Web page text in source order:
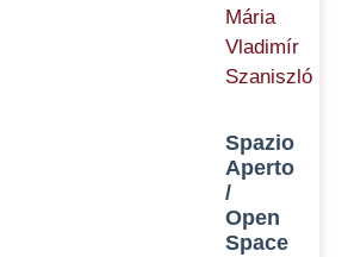
Mária
Vladimír
Szaniszló
Spazio
Aperto
/
Open
Space